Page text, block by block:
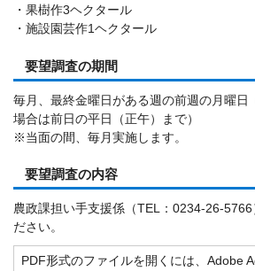
・果樹作3ヘクタール
・施設園芸作1ヘクタール
要望調査の期間
毎月、最終金曜日がある週の前週の月曜日
場合は前日の平日（正午）まで）
※当面の間、毎月実施します。
要望調査の内容
農政課担い手支援係（TEL：0234-26-5766
ださい。
PDF形式のファイルを開くには、Adobe